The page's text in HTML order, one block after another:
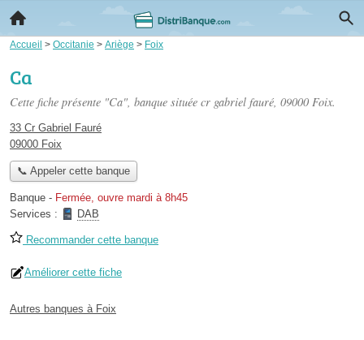
Accueil > Occitanie > Ariège > Foix
Ca
Cette fiche présente "Ca", banque située cr gabriel fauré, 09000 Foix.
33 Cr Gabriel Fauré
09000 Foix
📞 Appeler cette banque
Banque - Fermée, ouvre mardi à 8h45
Services :
DAB
Recommander cette banque
Améliorer cette fiche
Autres banques à Foix